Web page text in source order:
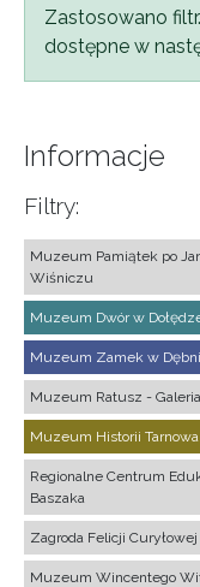
Komunikat
Zastosowano
dostępne w
Informacje
Filtry:
Muzeum Pamiątek po
Wiśniczu
Muzeum Dwór w
Muzeum Zamek w
Muzeum Ratusz -
Muzeum Historii
Regionalne Centrum
Baszaka
Zagroda Felicji
Muzeum Wincentego